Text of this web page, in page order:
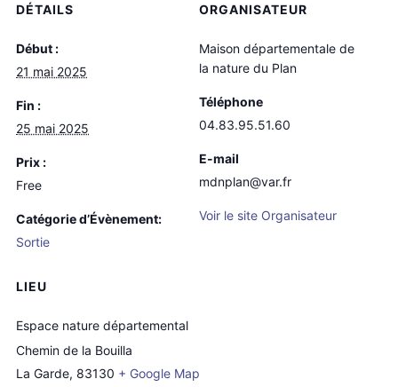
DÉTAILS
Début :
21 mai 2025
Fin :
25 mai 2025
Prix :
Free
Catégorie d’Évènement:
Sortie
LIEU
Espace nature départemental
Chemin de la Bouilla
La Garde, 83130 + Google Map
ORGANISATEUR
Maison départementale de
la nature du Plan
Téléphone
04.83.95.51.60
E-mail
mdnplan@var.fr
Voir le site Organisateur